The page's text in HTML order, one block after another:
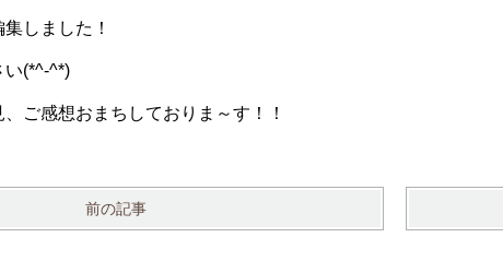
しました！
い(*^-^*)
ご感想おまちしておりま～す！！
前の記事